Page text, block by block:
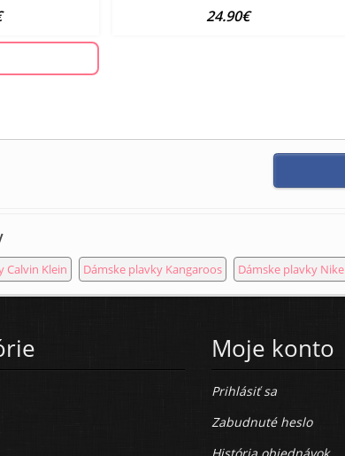
24.90€
Calvin Klein Dámske plavky Kangaroos Dámske plavky Nike
Moje konto
Prihlásiť sa
Zabudnuté heslo